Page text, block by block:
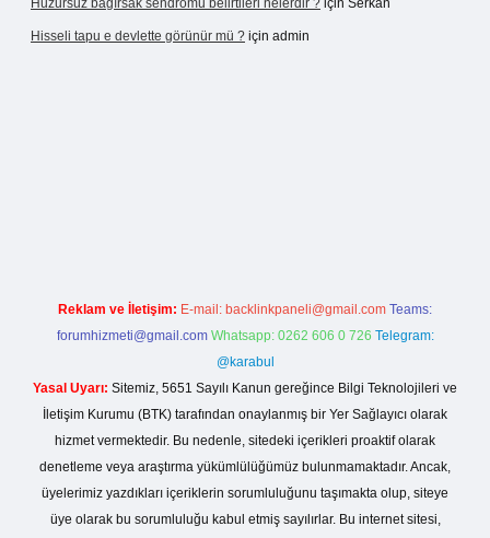
Huzursuz bağırsak sendromu belirtileri nelerdir ? için Serkan
Hisseli tapu e devlette görünür mü ? için admin
Reklam ve İletişim: E-mail: backlinkpaneli@gmail.com Teams:
forumhizmeti@gmail.com Whatsapp: 0262 606 0 726 Telegram:
@karabul
Yasal Uyarı: Sitemiz, 5651 Sayılı Kanun gereğince Bilgi Teknolojileri ve
İletişim Kurumu (BTK) tarafından onaylanmış bir Yer Sağlayıcı olarak
hizmet vermektedir. Bu nedenle, sitedeki içerikleri proaktif olarak
denetleme veya araştırma yükümlülüğümüz bulunmamaktadır. Ancak,
üyelerimiz yazdıkları içeriklerin sorumluluğunu taşımakta olup, siteye
üye olarak bu sorumluluğu kabul etmiş sayılırlar. Bu internet sitesi,